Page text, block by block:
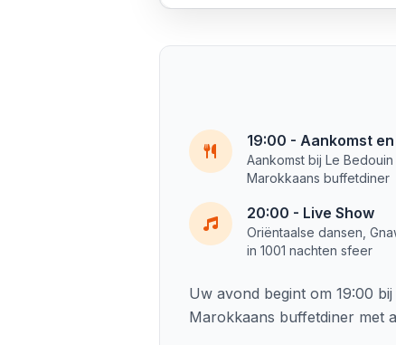
19:00 - Aankomst
Aankomst bij Le
Marokkaans buffetdiner
20:00 - Live Show
Oriëntaalse dansen,
in 1001 nachten sfeer
Uw avond begint om 19:00
Marokkaans buffetdiner met